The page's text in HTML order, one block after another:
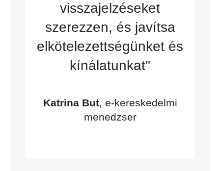
visszajelzéseket
szerezzen, és javítsa
elkötelezettségünket és
kínálatunkat"
Katrina But, e-kereskedelmi
menedzser